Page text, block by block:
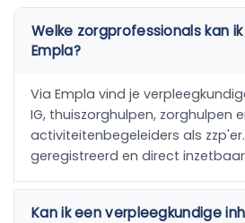
Welke zorgprofessionals kan
Empla?
Via Empla vind je
IG, thuiszorghulpen, zorghulpen
activiteitenbegeleiders als
geregistreerd en direct
Kan ik een verpleegkundige